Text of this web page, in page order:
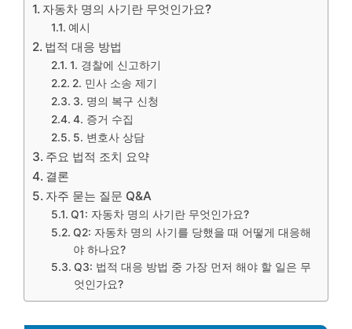
자동차 명의 사기란 무엇인가요?
예시
법적 대응 방법
1. 경찰에 신고하기
2. 민사 소송 제기
3. 명의 복구 신청
4. 증거 수집
5. 변호사 상담
주요 법적 조치 요약
결론
자주 묻는 질문 Q&A
Q1: 자동차 명의 사기란 무엇인가요?
Q2: 자동차 명의 사기를 당했을 때 어떻게 대응해
야 하나요?
Q3: 법적 대응 방법 중 가장 먼저 해야 할 일은 무
엇인가요?